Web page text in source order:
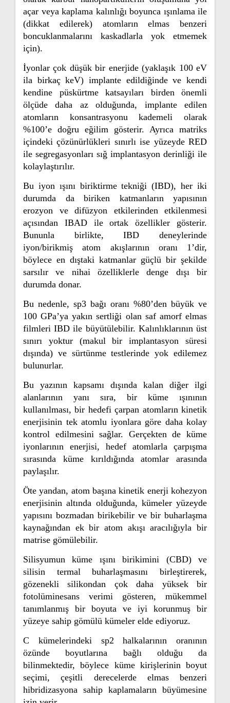
açar veya kaplama kalınlığı boyunca ışınlama ile
(dikkat edilerek) atomların elmas benzeri
boncuklanmalarını kaskadlarla yok etmemek
için).
İyonlar çok düşük bir enerjide (yaklaşık 100 eV
ila birkaç keV) implante edildiğinde ve kendi
kendine püskürtme katsayıları birden önemli
ölçüde daha az olduğunda, implante edilen
atomların konsantrasyonu kademeli olarak
%100’e doğru eğilim gösterir. Ayrıca matriks
içindeki çözünürlükleri sınırlı ise yüzeyde RED
ile segregasyonları sığ implantasyon derinliği ile
kolaylaştırılır.
Bu iyon ışını biriktirme tekniği (IBD), her iki
durumda da biriken katmanların yapısının
erozyon ve difüzyon etkilerinden etkilenmesi
açısından IBAD ile ortak özellikler gösterir.
Bununla birlikte, IBD deneylerinde
iyon/birikmiş atom akışlarının oranı 1’dir,
böylece en dıştaki katmanlar güçlü bir şekilde
sarsılır ve nihai özelliklerle denge dışı bir
durumda donar.
Bu nedenle, sp3 bağı oranı %80’den büyük ve
100 GPa’ya yakın sertliği olan saf amorf elmas
filmleri IBD ile büyütülebilir. Kalınlıklarının üst
sınırı yoktur (makul bir implantasyon süresi
dışında) ve sürtünme testlerinde yok edilemez
bulunurlar.
Bu yazının kapsamı dışında kalan diğer ilgi
alanlarının yanı sıra, bir küme ışınının
kullanılması, bir hedefi çarpan atomların kinetik
enerjisinin tek atomlu iyonlara göre daha kolay
kontrol edilmesini sağlar. Gerçekten de küme
iyonlarının enerjisi, hedef atomlarla çarpışma
sırasında küme kırıldığında atomlar arasında
paylaşılır.
Öte yandan, atom başına kinetik enerji kohezyon
enerjisinin altında olduğunda, kümeler yüzeyde
yapısını bozmadan birikebilir ve bir buharlaşma
kaynağından ek bir atom akışı aracılığıyla bir
matrise gömülebilir.
Silisyumun küme ışını birikimini (CBD) ve
silisin termal buharlaşmasını birleştirerek,
gözenekli silikondan çok daha yüksek bir
fotolüminesans verimi gösteren, mükemmel
tanımlanmış bir boyuta ve iyi korunmuş bir
yüzeye sahip gömülü kümeler elde ediyoruz.
C kümelerindeki sp2 halkalarının oranının
özünde boyutlarına bağlı olduğu da
bilinmektedir, böylece küme kirişlerinin boyut
seçimi, çeşitli derecelerde elmas benzeri
hibridizasyona sahip kaplamaların büyümesine